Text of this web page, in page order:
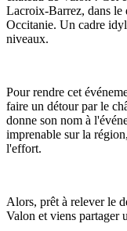
Lacroix-Barrez, dans le
Occitanie. Un cadre
niveaux.
Pour rendre cet
faire un détour par le
donne son nom à
imprenable sur la
l'effort.
Alors, prêt à relever le
Valon et viens partager